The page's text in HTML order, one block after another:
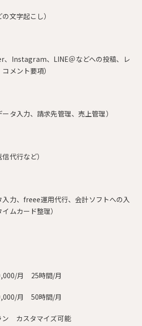
文字起こし）
、Instagram、LINE＠などへの投稿、レ
メント要項）
ータ入力、請求先管理、売上管理）
代行など）
入力、freee運用代行、会計ソフトへの入
ムカード整理）
月 25時間/月
月 50時間/月
ン カスタマイズ可能